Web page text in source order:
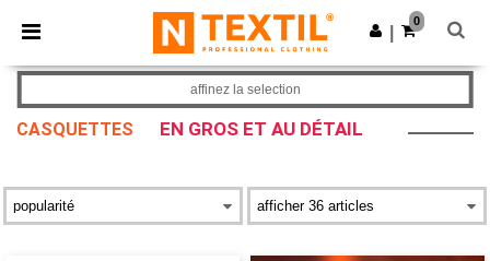
× Appli Ntextil
Meilleurs prix sur l’app !
Obtenir l'appli
0
CASQUETTES EN GROS ET AU DÉTAIL
affinez la selection